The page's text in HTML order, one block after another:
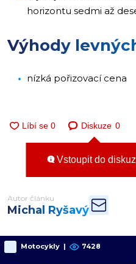
horizontu sedmi až
Výhody
nízká pořizovací cena
Diskuze 0
Vstoupit do
Autor článku
Michal Ryšavý
Motocykly | 7428